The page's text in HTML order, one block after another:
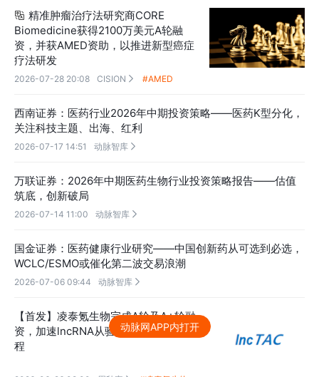
 精准肿瘤治疗法研究商CORE
Biomedicine获得2100万美元A轮融
资，并获AMED资助，以推进新型癌症
疗法研发
2026-07-28 20:08 CISION  #AMED
西南证券：医药行业2026年中期投资策略——医药K型分化，
关注科技主题、出海、红利
2026-07-17 14:51 动脉智库 
万联证券：2026年中期医药生物行业投资策略报告——估值
筑底，创新破局
2026-07-14 11:00 动脉智库 
国金证券：医药健康行业研究——中国创新药从可选到必选，
WCLC/ESMO或催化第二波交易浪潮
2026-07-06 09:44 动脉智库 
【首发】凌泰氪生物完成A轮及A+轮融
资，加速lncRNA从验证到兑现的关键进
程
动脉网APP内打开